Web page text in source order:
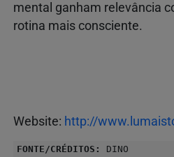
mental ganham relevância
rotina mais consciente.
Website: http://
FONTE/CRÉDITOS: DINO